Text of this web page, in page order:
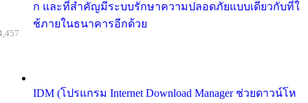
ก และที่สำคัญมีระบบรักษาความปลอดภัยแบบเดียวกับที่ใ
ช้ภายในธนาคารอีกด้วย
IDM (โปรแกรม Internet Download Manager ช่วยดาวน์โห